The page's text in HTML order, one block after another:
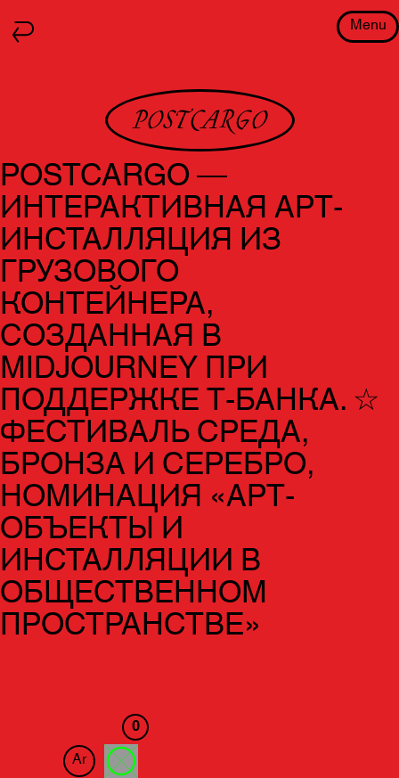
Menu
POSTCARGO
POSTCARGO —
ИНТЕРАКТИВНАЯ АРТ-
ИНСТАЛЛЯЦИЯ ИЗ
ГРУЗОВОГО
КОНТЕЙНЕРА,
СОЗДАННАЯ В
MIDJOURNEY ПРИ
ПОДДЕРЖКЕ Т-БАНКА. ☆
ФЕСТИВАЛЬ СРЕДА,
БРОНЗА И СЕРЕБРО,
НОМИНАЦИЯ «АРТ-
ОБЪЕКТЫ И
ИНСТАЛЛЯЦИИ В
ОБЩЕСТВЕННОМ
ПРОСТРАНСТВЕ»
Ar
0